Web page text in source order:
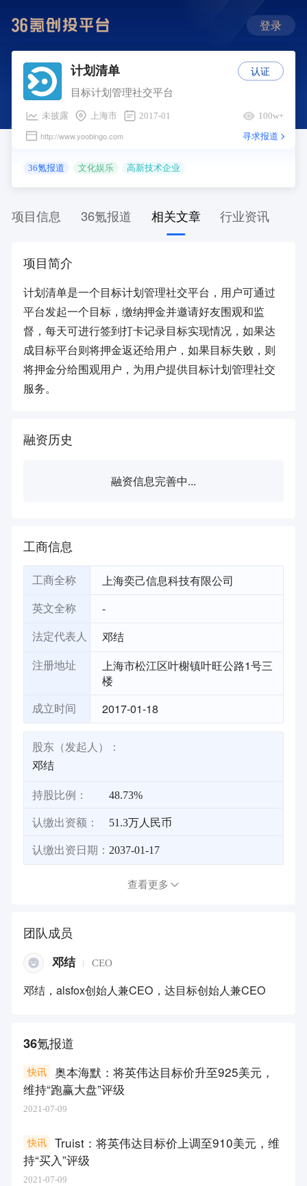
登录
计划清单
目标计划管理社交平台
未披露 上海市 2017-01 100w+
http://www.yoobingo.com 寻求报道
36氪报道 文化娱乐 高新技术企业
认证
项目信息 36氪报道 相关文章 行业资讯
项目简介
计划清单是一个目标计划管理社交平台，用户可通过
平台发起一个目标，缴纳押金并邀请好友围观和监
督，每天可进行签到打卡记录目标实现情况，如果达
成目标平台则将押金返还给用户，如果目标失败，则
将押金分给围观用户，为用户提供目标计划管理社交
服务。
融资历史
融资信息完善中...
工商信息
工商全称 上海奕己信息科技有限公司
英文全称 -
法定代表人 邓结
注册地址
上海市松江区叶榭镇叶旺公路1号三
楼
成立时间 2017-01-18
股东（发起人）：
邓结
持股比例： 48.73%
认缴出资额： 51.3万人民币
认缴出资日期： 2037-01-17
查看更多
团队成员
邓结 CEO
邓结，alsfox创始人兼CEO，达目标创始人兼CEO
36氪报道
奥本海默：将英伟达目标价升至925美元，
维持“跑赢大盘”评级
快讯
2021-07-09
Truist：将英伟达目标价上调至910美元，维
持“买入”评级
快讯
2021-07-09